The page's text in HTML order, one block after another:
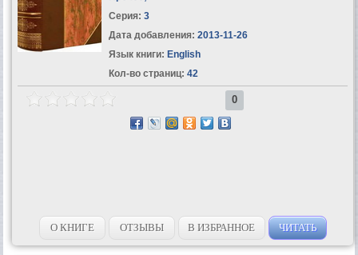
Серия: 3
Дата добавления: 2013-11-26
Язык книги: English
Кол-во страниц: 42
0
О КНИГЕ ОТЗЫВЫ В ИЗБРАННОЕ ЧИТАТЬ